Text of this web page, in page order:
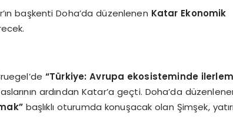
başkenti Doha’da düzenlenen Katar Ekonomik
“Türkiye: Avrupa ekosisteminde
ardından Katar’a geçti. Doha’da
başlıklı oturumda konuşacak olan Şimşek,